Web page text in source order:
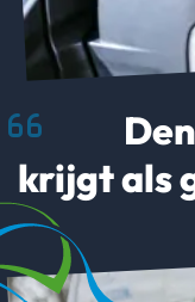
krijgt als